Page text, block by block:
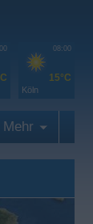
08:00
15°C
Köln
Mehr